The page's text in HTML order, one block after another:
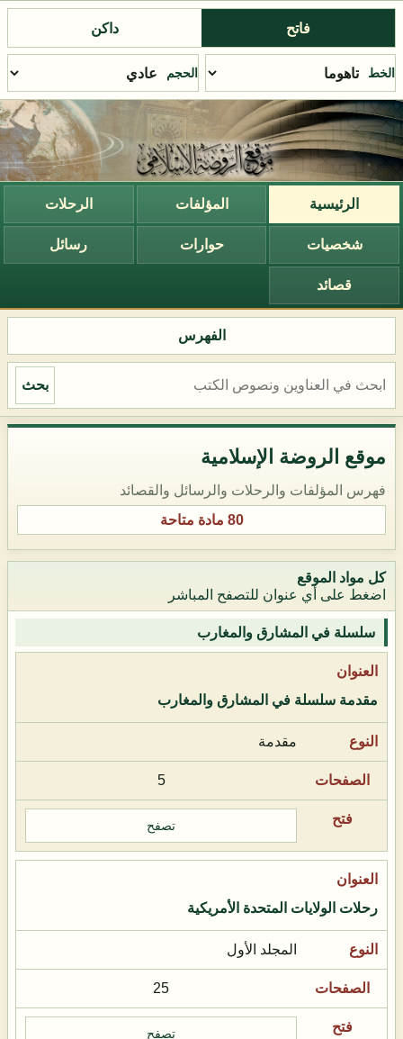
فاتح داكن
الخط الحجم
الرئيسية المؤلفات الرحلات
شخصيات حوارات رسائل
قصائد
الفهرس
بحث
موقع الروضة الإسلامية
فهرس المؤلفات والرحلات والرسائل والقصائد
80 مادة متاحة
كل مواد الموقع
اضغط على أي عنوان للتصفح المباشر
سلسلة في المشارق والمغارب
مقدمة سلسلة في المشارق والمغارب
مقدمة
5
تصفح
رحلات الولايات المتحدة الأمريكية
المجلد الأول
25
تصفح